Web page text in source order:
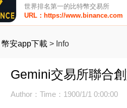
世界排名第一的比特幣交易所
URL：https://www.binance.com
幣安app下載 > Info
Gemini交易所聯合
Author：Time：1900/1/1 0:00:00